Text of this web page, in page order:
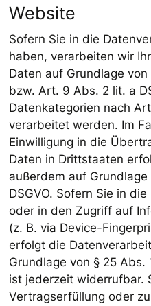
Website
Sofern Sie in die
haben, verarbeiten wir
Daten auf Grundlage
bzw. Art. 9 Abs. 2 lit. a
Datenkategorien nach
verarbeitet werden. Im
Einwilligung in die
Daten in Drittstaaten
außerdem auf
DSGVO. Sofern Sie in
oder in den Zugriff auf
(z. B. via Device-
erfolgt die
Grundlage von § 25 Abs.
ist jederzeit widerrufbar.
Vertragserfüllung oder